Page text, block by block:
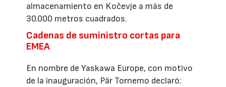
almacenamiento en Kočevje a más de
30.000 metros cuadrados.
Cadenas de suministro cortas para
EMEA
En nombre de Yaskawa Europe, con motivo
de la inauguración, Pär Tornemo declaró: